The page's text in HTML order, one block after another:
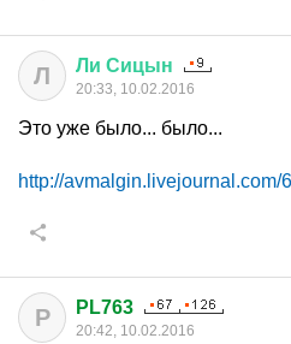
Л Ли Сицын
20:33, 10.02.2016
Это уже было... было...
http://avmalgin.livejournal.com/
P PL763
20:42, 10.02.2016